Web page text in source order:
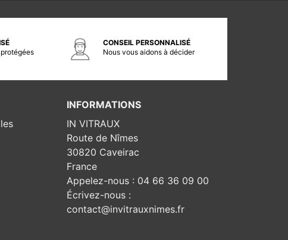
CONSEIL PERSONNALISÉ
Nous vous aidons à décider
INFORMATIONS
IN VITRAUX
Route de Nîmes
30820 Caveirac
France
Appelez-nous : 04 66 36 09 00
Écrivez-nous :
contact@invitrauxnimes.fr